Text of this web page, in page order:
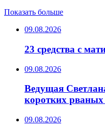
Показать больше
09.08.2026
23 средства с
09.08.2026
Ведущая
коротких
09.08.2026